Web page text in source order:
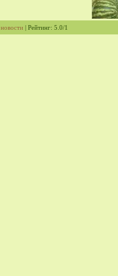
новости | Рейтинг: 5.0/1